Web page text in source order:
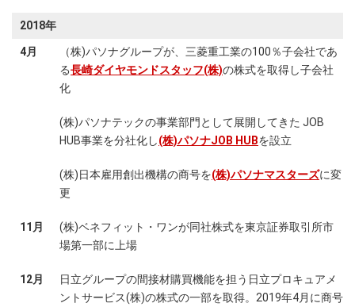
2018年
4月
（株)パソナグループが、三菱重工業の100％子会社であ
る長崎ダイヤモンドスタッフ(株)の株式を取得し子会社
化
(株)パソナテックの事業部門として展開してきた JOB
HUB事業を分社化し(株)パソナJOB HUBを設立
(株)日本雇用創出機構の商号を(株)パソナマスターズに変
更
11月
(株)ベネフィット・ワンが同社株式を東京証券取引所市
場第一部に上場
12月
日立グループの間接材購買機能を担う日立プロキュアメ
ントサービス(株)の株式の一部を取得。2019年4月に商号